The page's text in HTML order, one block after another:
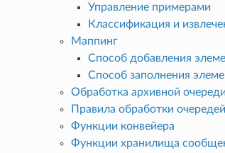
Управление примерами
Классификация и
Маппинг
Способ добавления
Способ заполнения
Обработка архивной очереди
Правила обработки очередей
Функции конвейера
Функции хранилища